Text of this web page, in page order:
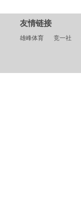
友情链接
雄峰体育 竞一社